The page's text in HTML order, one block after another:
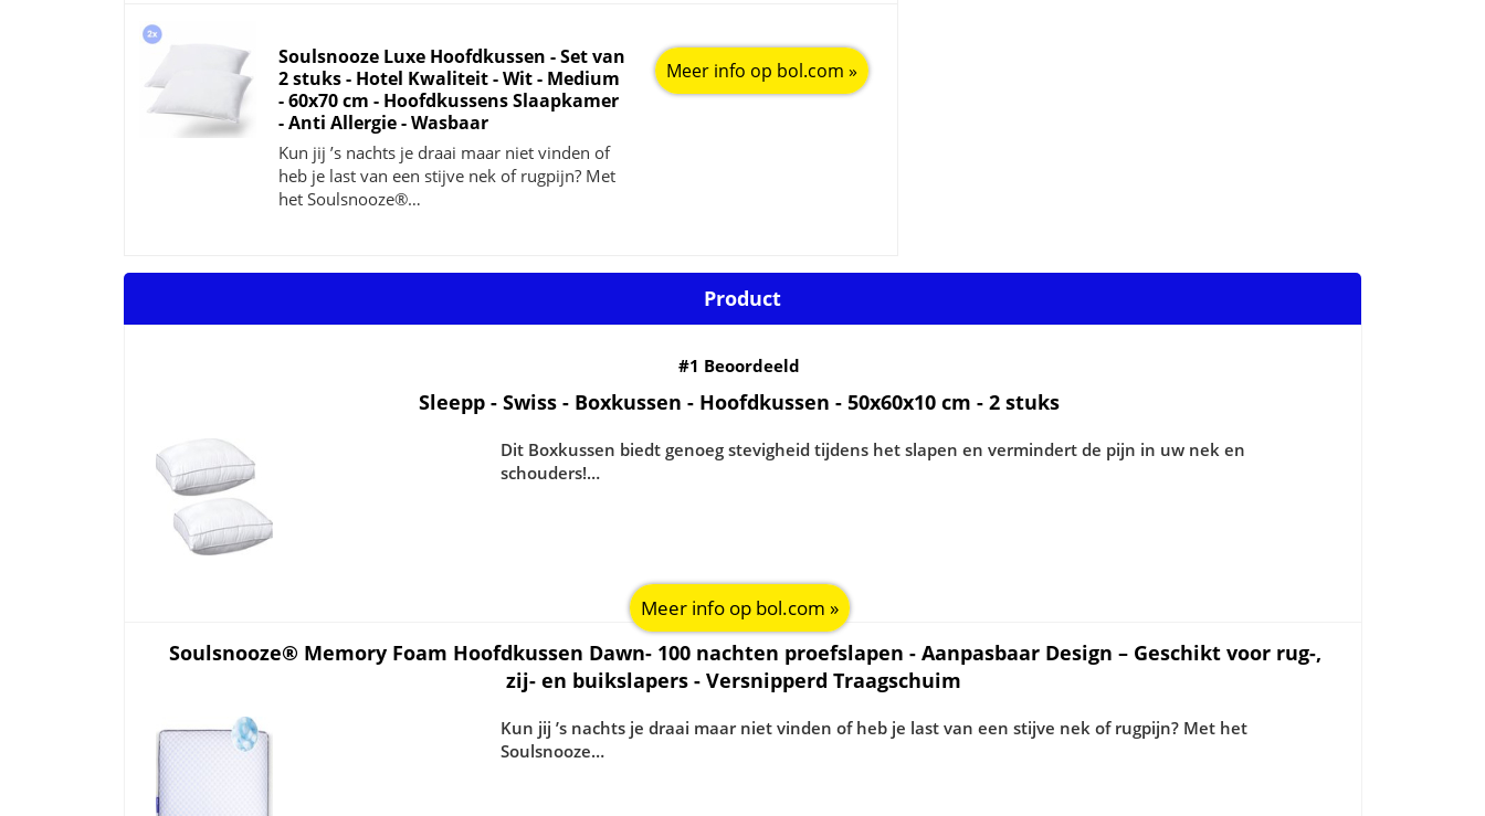
Soulsnooze Luxe Hoofdkussen - Set van
2 stuks - Hotel Kwaliteit - Wit - Medium
- 60x70 cm - Hoofdkussens Slaapkamer
- Anti Allergie - Wasbaar
Kun jij ’s nachts je draai maar niet vinden of
heb je last van een stijve nek of rugpijn? Met
het Soulsnooze®…
Meer info op bol.com »
Product
#1 Beoordeeld
Sleepp - Swiss - Boxkussen - Hoofdkussen - 50x60x10 cm - 2 stuks
Dit Boxkussen biedt genoeg stevigheid tijdens het slapen en vermindert de pijn in uw nek en
schouders!…
Meer info op bol.com »
Soulsnooze® Memory Foam Hoofdkussen Dawn- 100 nachten proefslapen - Aanpasbaar Design – Geschikt voor rug-,
zij- en buikslapers - Versnipperd Traagschuim
Kun jij ’s nachts je draai maar niet vinden of heb je last van een stijve nek of rugpijn? Met het
Soulsnooze…